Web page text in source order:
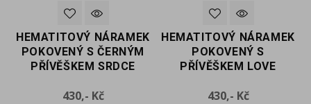
HEMATITOVÝ NÁRAMEK
POKOVENÝ S ČERNÝM
PŘÍVĚŠKEM SRDCE
430,- KčCena
HEMATITOVÝ NÁRAMEK
POKOVENÝ S
PŘÍVĚŠKEM LOVE
430,- KčCena